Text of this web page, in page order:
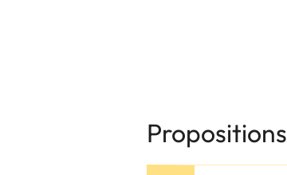
Propositions